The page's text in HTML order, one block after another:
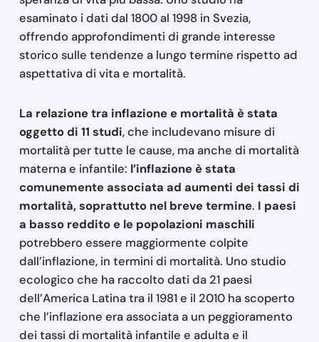
esaminato i dati dal 1800 al 1998 in Svezia,
offrendo approfondimenti di grande interesse
storico sulle tendenze a lungo termine rispetto ad
aspettativa di vita e mortalità.
La relazione tra inflazione e mortalità è stata
oggetto di 11 studi, che includevano misure di
mortalità per tutte le cause, ma anche di mortalità
materna e infantile: l’inflazione è stata
comunemente associata ad aumenti dei tassi di
mortalità, soprattutto nel breve termine. I paesi
a basso reddito e le popolazioni maschili
potrebbero essere maggiormente colpite
dall’inflazione, in termini di mortalità. Uno studio
ecologico che ha raccolto dati da 21 paesi
dell’America Latina tra il 1981 e il 2010 ha scoperto
che l’inflazione era associata a un peggioramento
dei tassi di mortalità infantile e adulta e il